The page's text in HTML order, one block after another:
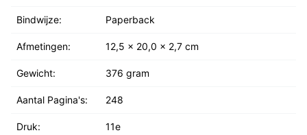
Bindwijze: Paperback
Afmetingen: 12,5 x 20,0 x 2,7 cm
Gewicht: 376 gram
Aantal Pagina's: 248
Druk: 11e